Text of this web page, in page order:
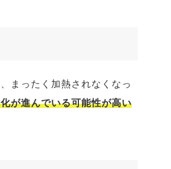
まったく加熱されなくなっ
が進んでいる可能性が高い